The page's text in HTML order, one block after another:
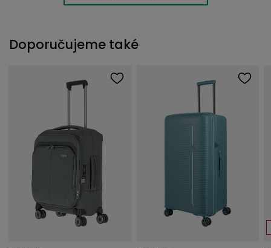
Doporučujeme také